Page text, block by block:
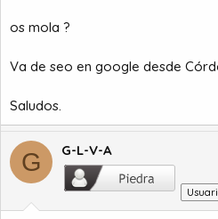
os mola ?
Va de seo en google desde
Saludos.
G G-L-V-A